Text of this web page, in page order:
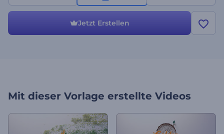
Jetzt Erstellen
Mit dieser Vorlage erstellte Videos